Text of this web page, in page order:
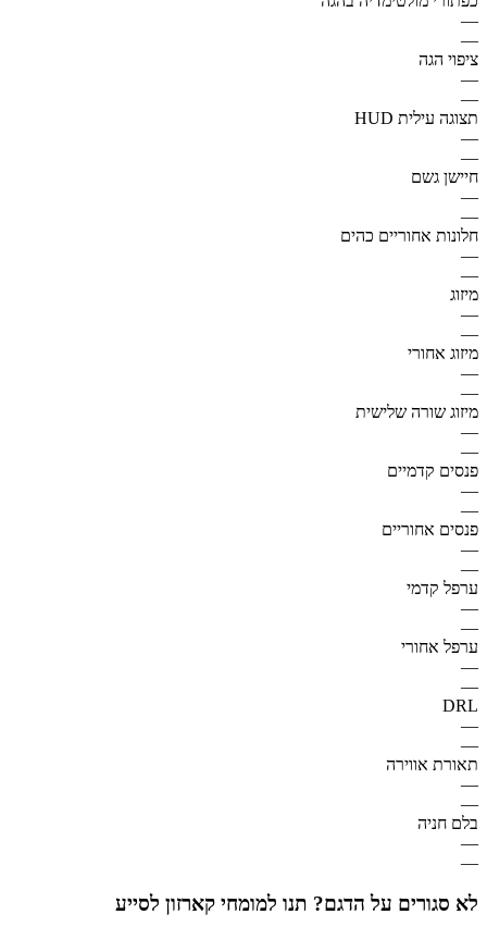
—
—
ציפוי הגה
—
—
תצוגה עילית HUD
—
—
חיישן גשם
—
—
חלונות אחוריים כהים
—
—
מיזוג
—
—
מיזוג אחורי
—
—
מיזוג שורה שלישית
—
—
פנסים קדמיים
—
—
פנסים אחוריים
—
—
ערפל קדמי
—
—
ערפל אחורי
—
—
DRL
—
—
תאורת אווירה
—
—
בלם חניה
—
—
לא סגורים על הדגם? תנו למומחי קארזון לסייע